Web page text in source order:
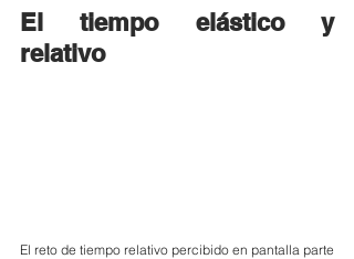
El tiempo elástico y
relativo
El reto de tiempo relativo percibido en pantalla parte